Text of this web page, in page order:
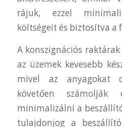
rájuk, ezzel
költségeit és biztosítva a
A konszignációs
az üzemek kevesebb
mivel az anyagokat
követően
minimalizálni a
tulajdonjog a